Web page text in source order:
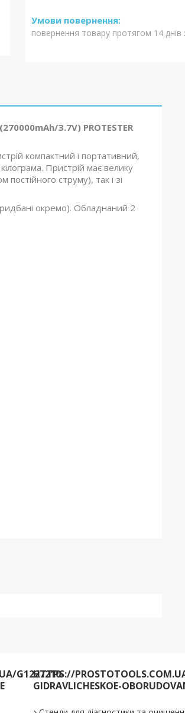
повернення товару протягом 14 днів
З.7V) PROTESTER
компактний і портативний,
Пристрій має велику
постійного струму), так і зі
окремо). Обладнаний 2
G1227210-
HTTPS://
GIDRAVLICHESKOE-